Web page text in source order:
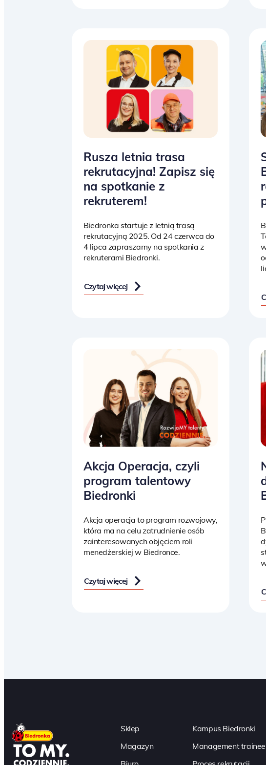
Rusza letnia trasa
rekrutacyjna! Zapisz się
na spotkanie z
rekruterem!
Biedronka startuje z letnią trasą
rekrutacyjną 2025. Od 24 czerwca do
4 lipca zapraszamy na spotkania z
rekruterami Biedronki.
Czytaj więcej
Akcja Operacja, czyli
program talentowy
Biedronki
Akcja operacja to program rozwojowy,
która ma na celu zatrudnienie osób
zainteresowanych objęciem roli
menedżerskiej w Biedronce.
Czytaj więcej
Sklep
Magazyn
Kampus Biedronki
Management trainee